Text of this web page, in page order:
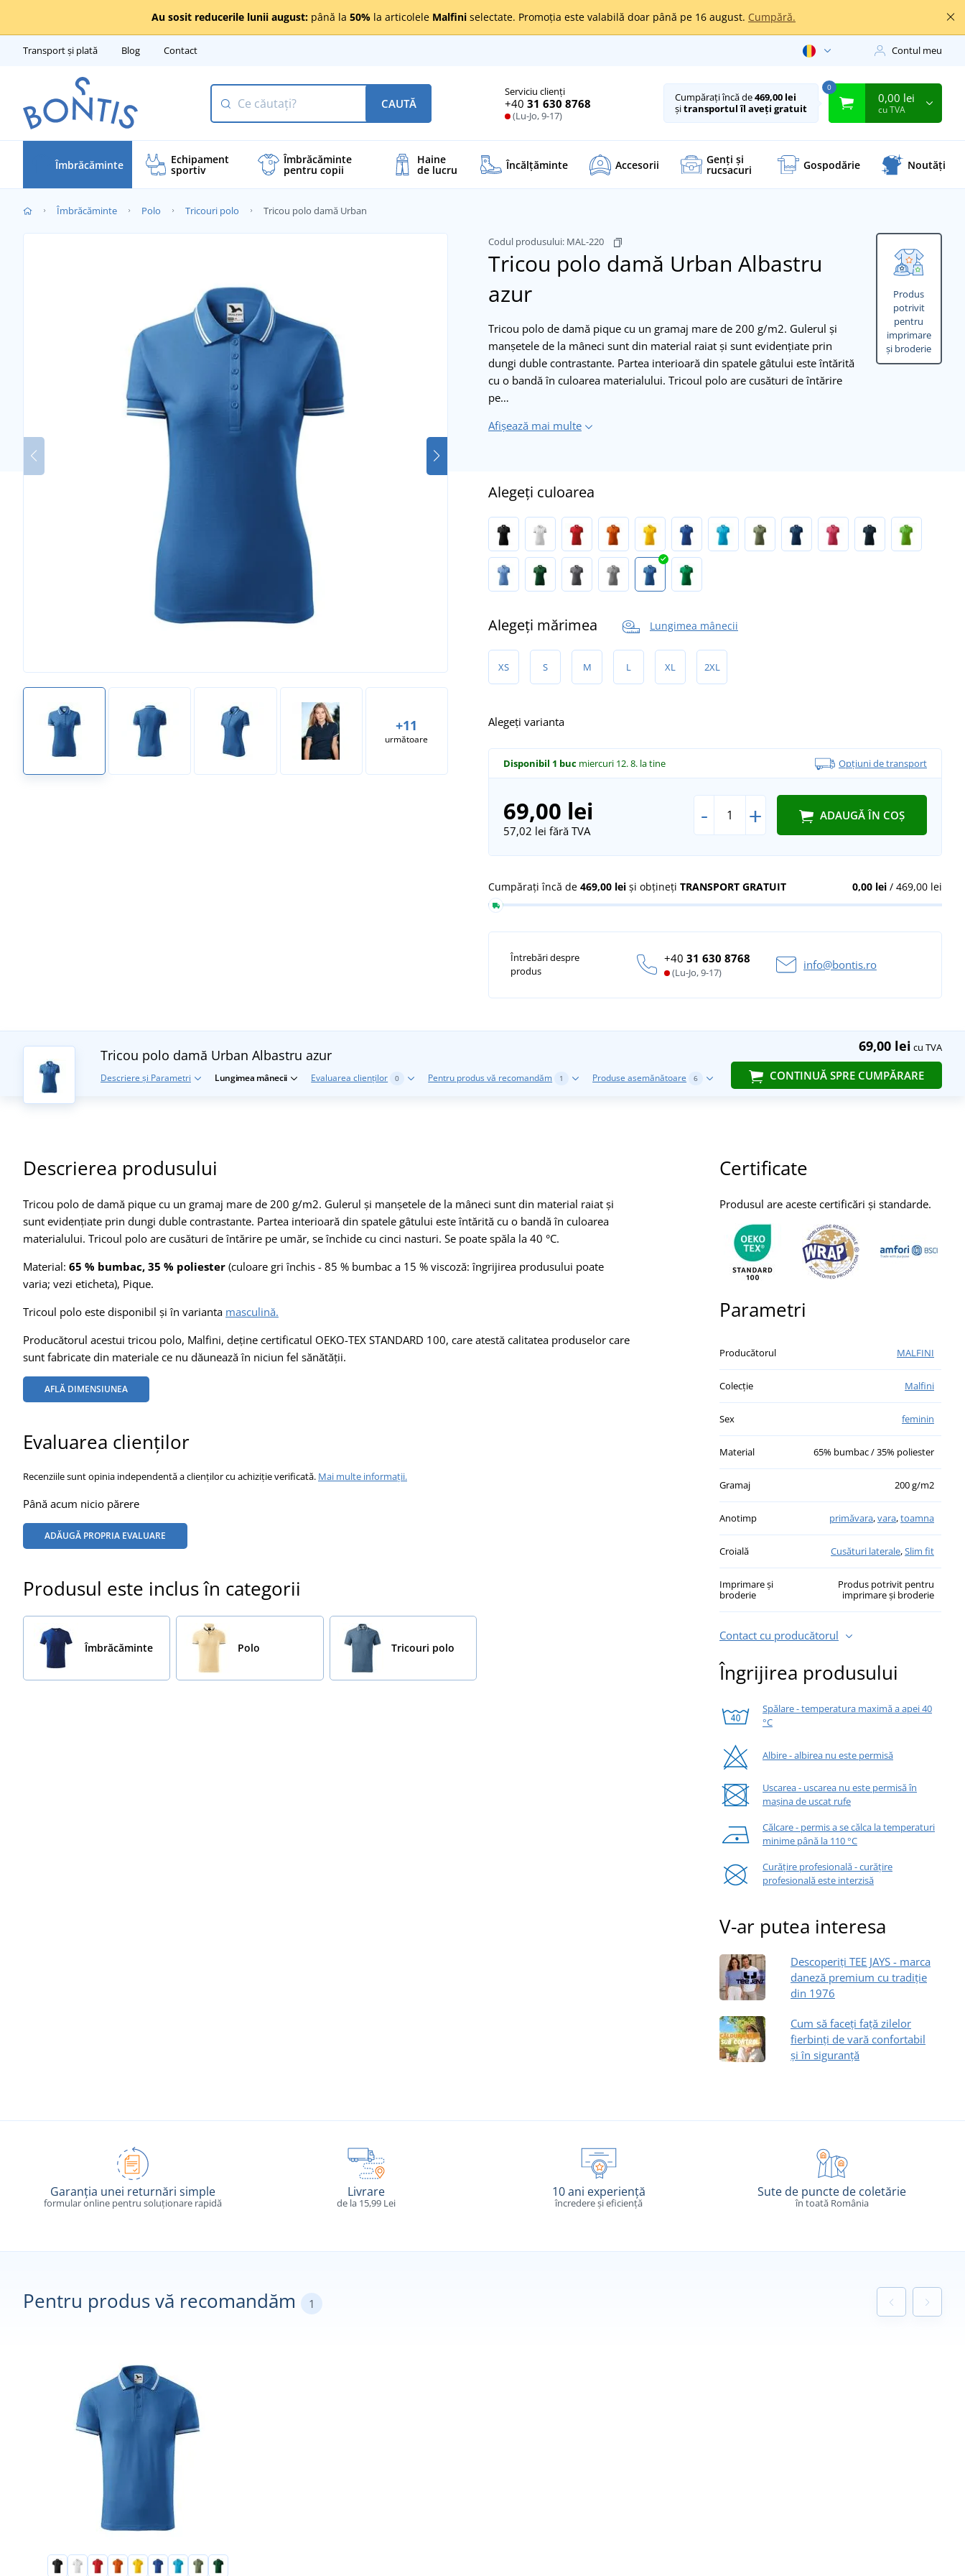
Au sosit reducerile lunii august: până la 50% la articolele Malfini selectate. Promoția este valabilă doar până pe 16 august. Cumpără.
Transport și plată Blog Contact Contul meu
Serviciu clienți
+40 31 630 8768
(Lu-Jo, 9-17)
CAUTĂ Cumpărați încă de469,00 lei
șitransportul îl aveți gratuit
0
0,00 lei
cu TVA
Îmbrăcăminte Echipament
sportiv
Îmbrăcăminte
pentru copii
Haine
de lucru Încălţăminte Accesorii Genți și
rucsacuri Gospodărie Noutăți
Îmbrăcăminte Polo Tricouri polo Tricou polo damă Urban
Produs
potrivit
pentru
imprimare
și broderie
Codul produsului: MAL-220
Tricou polo damă Urban Albastru
azur
+11
următoare
Tricou polo de damă pique cu un gramaj mare de 200 g/m2. Gulerul și
manșetele de la mâneci sunt din material raiat și sunt evidențiate prin
dungi duble contrastante. Partea interioară din spatele gâtului este întărită
cu o bandă în culoarea materialului. Tricoul polo are cusături de întărire
pe…
Afișează mai multe
Alegeți culoarea
Alegeți mărimea Lungimea mânecii
XS S M L XL 2XL
Alegeți varianta
Disponibil 1 buc miercuri 12. 8. la tine Opțiuni de transport
69,00 lei
57,02 lei fără TVA
- + ADAUGĂ ÎN COȘ
0,00 lei/ 469,00 lei
Cumpărați încă de 469,00 lei și obțineți TRANSPORT GRATUIT
Întrebări despre
produs
+40 31 630 8768
(Lu-Jo, 9-17)
info@bontis.ro
69,00 lei cu TVA
CONTINUĂ SPRE CUMPĂRARE
Tricou polo damă Urban Albastru azur
Descriere și Parametri Lungimea mânecii Evaluarea clienților 0 Pentru produs vă recomandăm 1 Produse asemănătoare 6
Descrierea produsului
Tricou polo de damă pique cu un gramaj mare de 200 g/m2. Gulerul și manșetele de la mâneci sunt din material raiat și
sunt evidențiate prin dungi duble contrastante. Partea interioară din spatele gâtului este întărită cu o bandă în culoarea
materialului. Tricoul polo are cusături de întărire pe umăr, se închide cu cinci nasturi. Se poate spăla la 40 °C.
Material: 65 % bumbac, 35 % poliester (culoare gri închis - 85 % bumbac a 15 % viscoză: îngrijirea produsului poate
varia; vezi eticheta), Pique.
Tricoul polo este disponibil și în varianta masculină.
Producătorul acestui tricou polo, Malfini, deține certificatul OEKO-TEX STANDARD 100, care atestă calitatea produselor care
sunt fabricate din materiale ce nu dăunează în niciun fel sănătății.
AFLĂ DIMENSIUNEA
Evaluarea clienților
Recenziile sunt opinia independentă a clienților cu achiziție verificată. Mai multe informații.
Până acum nicio părere
ADĂUGĂ PROPRIA EVALUARE
Produsul este inclus în categorii
Îmbrăcăminte Polo Tricouri polo
Certificate
Produsul are aceste certificări și standarde.
Parametri
Producătorul MALFINI
Colecție Malfini
Sex feminin
Material 65% bumbac / 35% poliester
Gramaj 200 g/m2
Anotimp primăvara,vara,toamna
Croială Cusături laterale,Slim fit
Imprimare și
broderie
Produs potrivit pentru
imprimare și broderie
Contact cu producătorul
Îngrijirea produsului
Spălare - temperatura maximă a apei 40
°C
Albire - albirea nu este permisă
Uscarea - uscarea nu este permisă în
mașina de uscat rufe
Călcare - permis a se călca la temperaturi
minime până la 110 °C
Curățire profesională - curățire
profesională este interzisă
V-ar putea interesa
Descoperiți TEE JAYS - marca
daneză premium cu tradiție
din 1976
Cum să faceți față zilelor
fierbinți de vară confortabil
și în siguranță
Garanția unei returnări simple
formular online pentru soluționare rapidă
Livrare
de la 15,99 Lei
10 ani experiență
încredere și eficiență
Sute de puncte de coletărie
în toată România
Pentru produs vă recomandăm 1